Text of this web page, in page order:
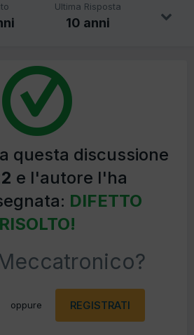
Ultima Risposta
10 anni
questa discussione
e l'autore l'ha
DIFETTO
RISOLTO!
oppure REGISTRATI